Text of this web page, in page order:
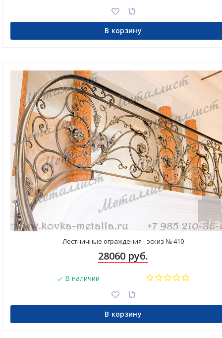
В корзину
Лестничные ограждения - эскиз № 410
28060 руб.
В наличии
В корзину